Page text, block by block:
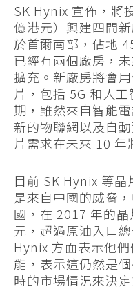
SK Hynix 宣佈，將
億港元）興建四間
於首爾南部，佔地
已經有兩個廠房，
擴充。新廠房將會
片，包括 5G 和人
期，雖然來自智能
新的物聯網以及自
片需求在未來 10 年
目前 SK Hynix 等晶
是來自中國的威脅
國，在 2017 年的
元，超過原油入口
Hynix 方面表示他
能，表示這仍然是
時的市場情況來決定